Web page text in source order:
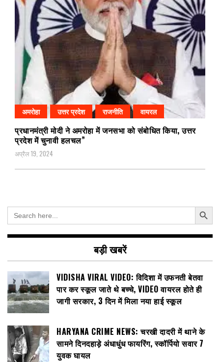
अमरोहा उत्तर प्रदेश राजनीति वायरल
प्रधानमंत्री मोदी ने अमरोहा में जनसभा को संबोधित किया, उत्तर
प्रदेश में चुनावी हलचल”
अप्रैल 19, 2024
Search
for:
Search Button
बड़ी खबरें
VIDISHA VIRAL VIDEO: विदिशा में उफनती बेतवा
पार कर स्कूल जाते थे बच्चे, VIDEO वायरल होते ही
जागी सरकार, 3 दिन में मिला नया हाई स्कूल
HARYANA CRIME NEWS: चरखी दादरी में थाने के
सामने दिनदहाड़े अंधाधुंध फायरिंग, स्कॉर्पियो सवार 7
युवक घायल